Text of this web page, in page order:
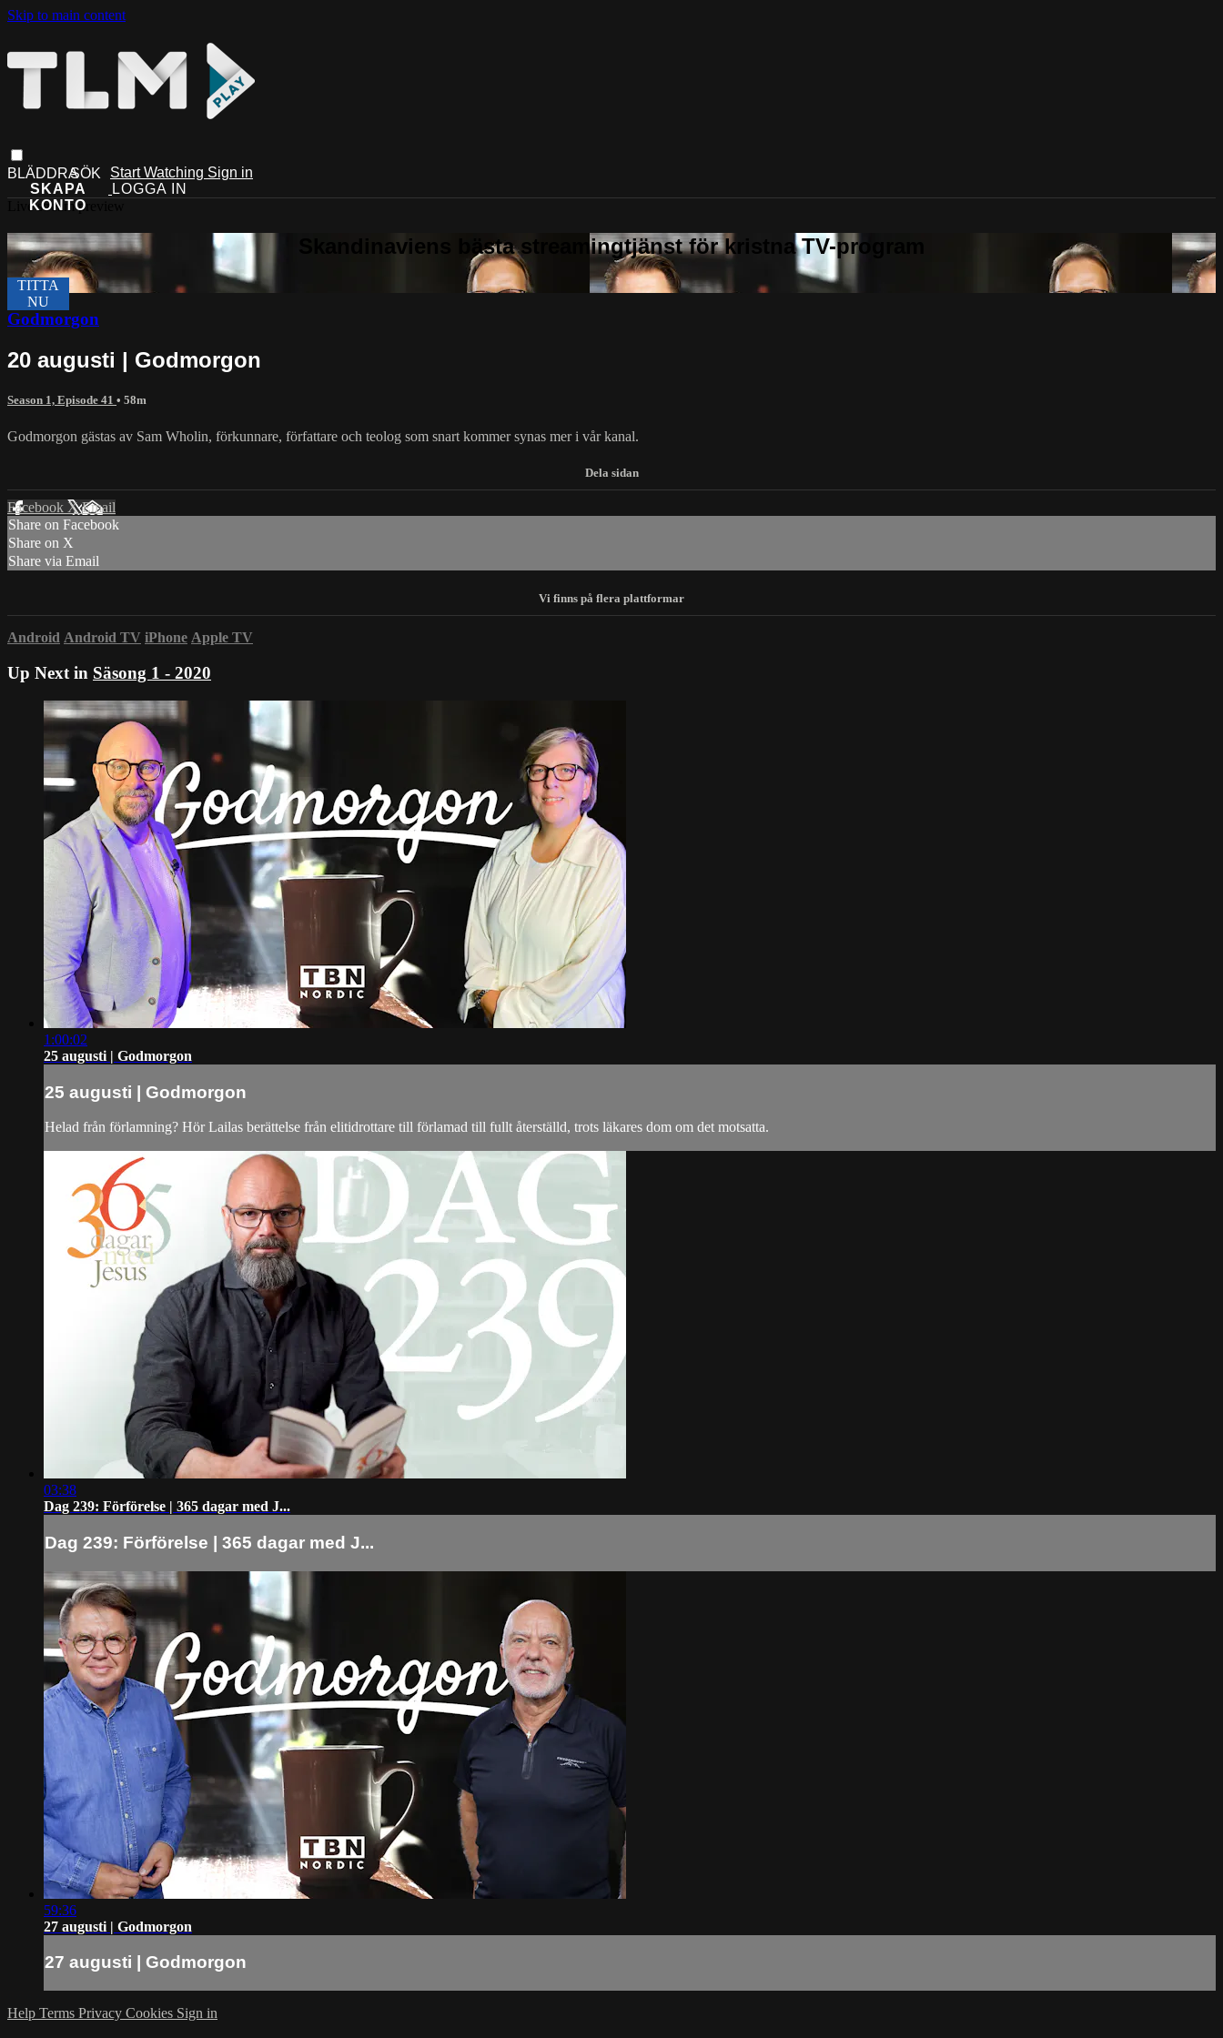
Skip to main content
Start Watching Sign in
Live stream preview
Godmorgon
20 augusti | Godmorgon
Season 1, Episode 41 • 58m
Godmorgon gästas av Sam Wholin, förkunnare, författare och teolog som snart kommer synas mer i vår kanal.
Facebook XEmail
Share on Facebook
Share on X
Share via Email
Android Android TV iPhone Apple TV
Up Next in Säsong 1 - 2020
1:00:02
25 augusti | Godmorgon
25 augusti | Godmorgon
Helad från förlamning? Hör Lailas berättelse från elitidrottare till förlamad till fullt återställd, trots läkares dom om det motsatta.
03:38
Dag 239: Förförelse | 365 dagar med J...
Dag 239: Förförelse | 365 dagar med J...
59:36
27 augusti | Godmorgon
27 augusti | Godmorgon
Help Terms Privacy Cookies Sign in